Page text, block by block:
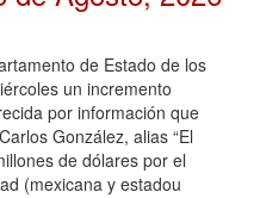
de Estado de los
un incremento
por información que
González, alias “El
de dólares por el
(mexicana y estadou